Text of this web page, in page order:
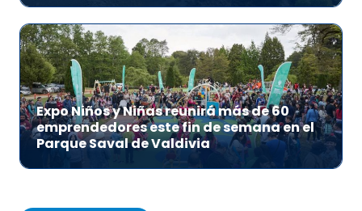
Expo Niños y Niñas reunirá más de 60
emprendedores este fin de semana en el
Parque Saval de Valdivia